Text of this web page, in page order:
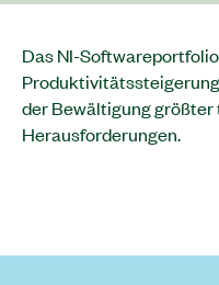
Das NI-
der Bewältigung
Herausforderungen.